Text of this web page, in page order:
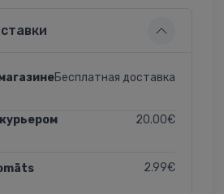
Бесплатная доставка
20.00€
2.99€